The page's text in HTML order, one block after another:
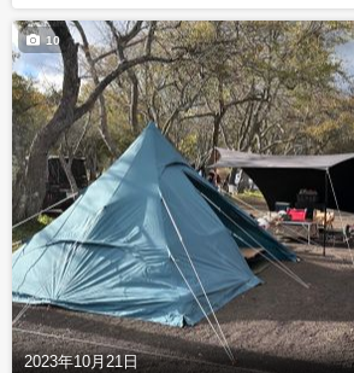
2023年10月21日
10